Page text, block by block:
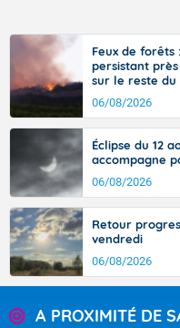
Feux de
persistant
sur le reste du
06/08/2026
Éclipse du 12
accompagne
06/08/2026
Retour
vendredi
06/08/2026
A PROXIMITÉ DE